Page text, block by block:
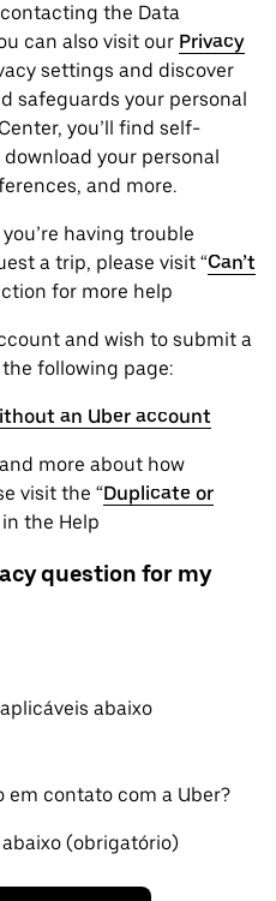
the ‌Data
can also visit our Privacy
settings and discover
safeguards your personal
you’ll find self-
your personal
and more.
having trouble
a trip, please visit “Can’t
for more help
and wish to submit a
following page:
an Uber account
more about how
visit the “Duplicate or
the Help
question for my
abaixo
em contato com a Uber?
(obrigatório)